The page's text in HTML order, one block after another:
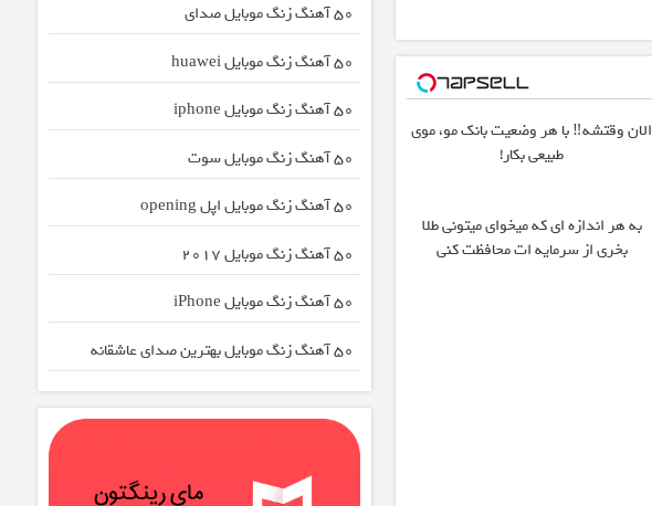
الان وقتشه‼️ با هر وضعیت بانک مو، موی
طبیعی بکار!
به هر اندازه ای که میخوای میتونی طلا
بخری از سرمایه ات محافظت کنی
50 آهنگ زنگ موبایل صدای
50 آهنگ زنگ موبایل huawei
50 آهنگ زنگ موبایل iphone
50 آهنگ زنگ موبایل سوت
50 آهنگ زنگ موبایل اپل opening
50 آهنگ زنگ موبایل ۲۰۱۷
50 آهنگ زنگ موبایل iPhone
50 آهنگ زنگ موبایل بهترین صدای عاشقانه